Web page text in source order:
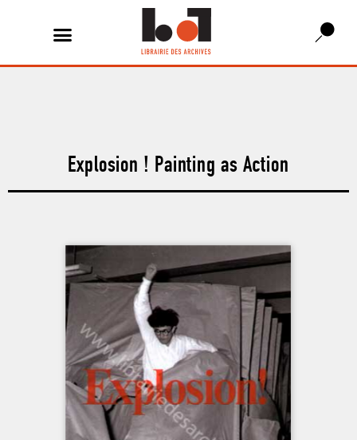
Explosion ! Painting as Action